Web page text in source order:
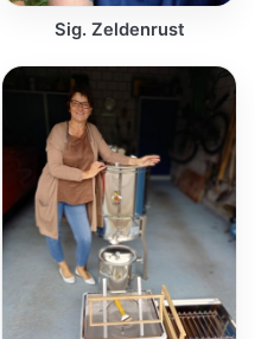
Sig. Zeldenrust